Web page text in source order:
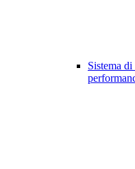
Sistema